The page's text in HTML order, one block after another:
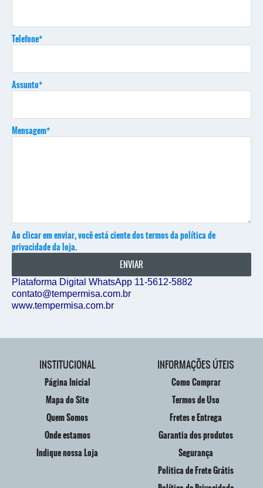
Telefone*
Assunto*
Mensagem*
Ao clicar em enviar, você está ciente dos termos dapolítica de
privacidadeda loja.
ENVIAR
Plataforma Digital WhatsApp 11-5612-5882
contato@tempermisa.com.br
www.tempermisa.com.br
INSTITUCIONAL
Página Inicial
Mapa do Site
Quem Somos
Onde estamos
Indique nossa Loja
INFORMAÇÕES ÚTEIS
Como Comprar
Termos de Uso
Fretes e Entrega
Garantia dos produtos
Segurança
Politica de Frete Grátis